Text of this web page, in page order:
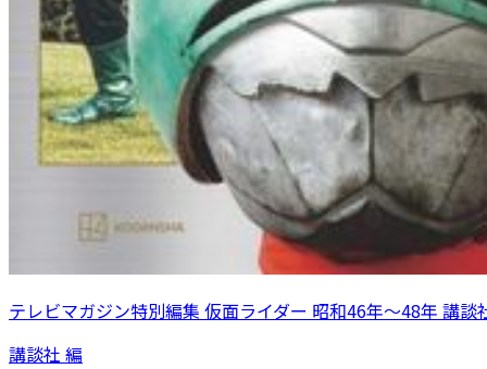
テレビマガジン特別編集 仮面ライダー 昭和46年～48年 講談
講談社 編